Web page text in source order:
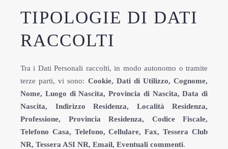
TIPOLOGIE DI DATI
RACCOLTI
Tra i Dati Personali raccolti, in modo autonomo o tramite
terze parti, vi sono: Cookie, Dati di Utilizzo, Cognome,
Nome, Luogo di Nascita, Provincia di Nascita, Data di
Nascita, Indirizzo Residenza, Località Residenza,
Professione, Provincia Residenza, Codice Fiscale,
Telefono Casa, Telefono, Cellulare, Fax, Tessera Club
NR, Tessera ASI NR, Email, Eventuali commenti.